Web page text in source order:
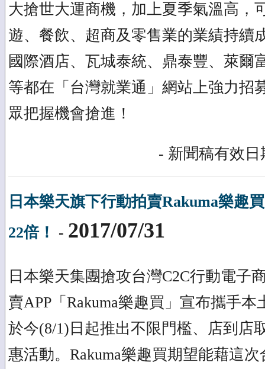
大搶世大運商機，加上夏季氣溫高，
遊、餐飲、超商及零售業的業績持續
國際酒店、瓦城泰統、鼎泰豐、萊爾
等都在「台灣就業通」網站上強力招
眾把握機會搶進！
- 新聞稿有效日
日本樂天旗下行動拍賣Rakuma樂趣
22倍！
- 2017/07/31
日本樂天集團搶攻台灣C2C行動電子
賣APP「Rakuma樂趣買」宣布攜手
於今(8/1)日起推出不限門檻、店到店
惠活動。Rakuma樂趣買期望能藉這